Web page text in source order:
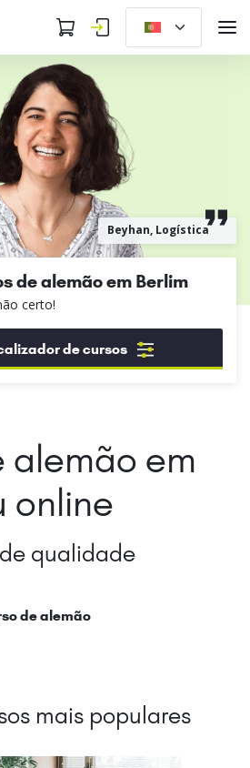
alemão em
online
qualidade
de alemão
Beyhan, Logística
de alemão em Berlim
certo!
de cursos
mais populares